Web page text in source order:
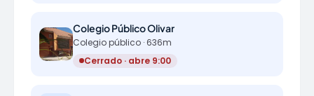
Colegio Público Olivar
Colegio público · 636m
Cerrado · abre 9:00